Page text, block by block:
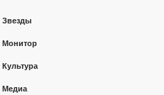
Звезды
Монитор
Культура
Медиа